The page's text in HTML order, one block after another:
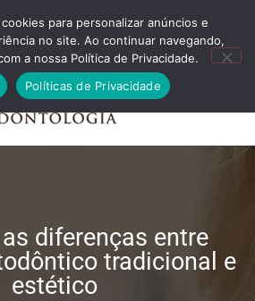
FALE CONOSCO
diferenças entre
tradicional e
estético
para personalizar anúncios e
no site. Ao continuar navegando,
a nossa Política de Privacidade.
Políticas de Privacidade